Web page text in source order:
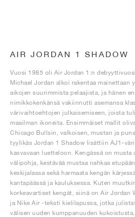
AIR JORDAN 1 SHADOW
Vuosi 1985 oli Air Jordan 1:n
Michael Jordan alkoi rakentaa mainettaan
aikojen suurimmista pelaajista, ja hänen
nimikkokenkänsä vakiinnutti asemansa
värivaihtoehtojen julkaisemiseen, joista
maailman ikoneita. Ensimmäiset mallit
Chicago Bullsin, valkoisen, mustan ja
tyylikäs Jordan 1 Shadow lisättiin AJ1-
kasvavaan luetteloon. Kengässä on
välipohja, kestävää mustaa nahkaa
keskijalassa sekä harmaata kengän
kantapäässä ja kauluksessa. Kuten
korkeavartiset kengät, siinä on Air Jordan
ja Nike Air -teksti kielilapussa, jotka
välisen uuden kumppanuuden kukoistusta.